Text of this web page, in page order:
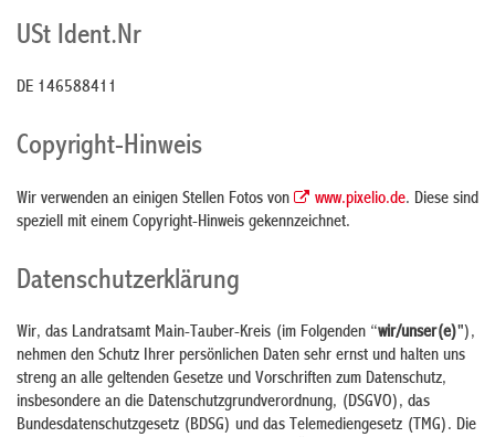
USt Ident.Nr
DE 146588411
Copyright-Hinweis
Wir verwenden an einigen Stellen Fotos von www.pixelio.de. Diese sind
speziell mit einem Copyright-Hinweis gekennzeichnet.
Datenschutzerklärung
Wir, das Landratsamt Main-Tauber-Kreis (im Folgenden “wir/unser(e)"),
nehmen den Schutz Ihrer persönlichen Daten sehr ernst und halten uns
streng an alle geltenden Gesetze und Vorschriften zum Datenschutz,
insbesondere an die Datenschutzgrundverordnung, (DSGVO), das
Bundesdatenschutzgesetz (BDSG) und das Telemediengesetz (TMG). Die